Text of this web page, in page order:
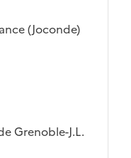
(Joconde)
Grenoble-J.L.